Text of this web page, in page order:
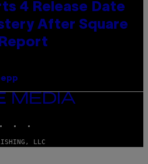
4 Release Date
After Square
LLC